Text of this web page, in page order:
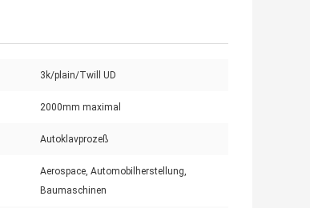
3k/plain/Twill UD
2000mm maximal
Autoklavprozeß
Aerospace, Automobilherstellung,
Baumaschinen